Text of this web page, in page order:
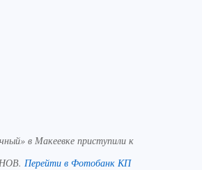
в Макеевке приступили к
Перейти в Фотобанк КП